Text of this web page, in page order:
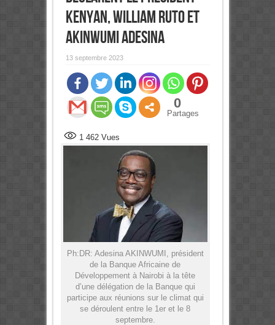
kenyan, William Ruto et
Akinwumi Adesina
13 septembre 2023
0
Partages
1 462Vues
Ph:DR: Adesina AKINWUMI, président
de la Banque Africaine de
Développement à Nairobi à la tête
d’une délégation de la Banque qui
participe aux réunions sur le climat qui
se déroulent entre le 1er et le 8
septembre.